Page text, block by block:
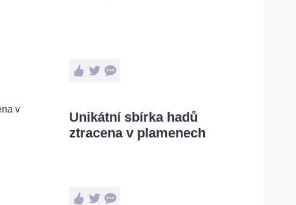
Unikátní sbírka hadů
ztracena v plamenech